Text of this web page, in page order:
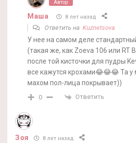
Автор
Маша 8 лет назад
Ответить на Kuznetsova
У нее на самом деле
(такая же, как Zoeva 106 или RT
после той кисточки для пудры
все кажутся крохами😂😂😂 Та
махом пол-лица покрывает))
0 Ответить
Зоя 8 лет назад